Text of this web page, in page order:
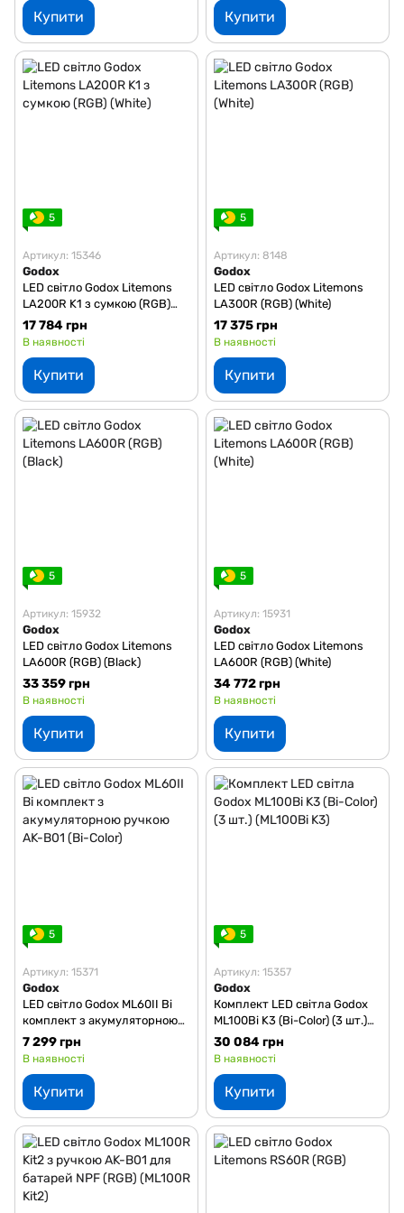
Купити Купити
5
Артикул: 15346
Godox
LED світло Godox Litemons
LA200R K1 з сумкою (RGB)
(White)
17 784 грн
В наявності
Купити
5
Артикул: 8148
Godox
LED світло Godox Litemons
LA300R (RGB) (White)
17 375 грн
В наявності
Купити
5
Артикул: 15932
Godox
LED світло Godox Litemons
LA600R (RGB) (Black)
33 359 грн
В наявності
Купити
5
Артикул: 15931
Godox
LED світло Godox Litemons
LA600R (RGB) (White)
34 772 грн
В наявності
Купити
5
Артикул: 15371
Godox
LED світло Godox ML60II Bi
комплект з акумуляторною
ручкою AK-B01 (Bi-Color)
7 299 грн
В наявності
Купити
5
Артикул: 15357
Godox
Комплект LED світла Godox
ML100Bi K3 (Bi-Color) (3 шт.)
(ML100Bi K3)
30 084 грн
В наявності
Купити